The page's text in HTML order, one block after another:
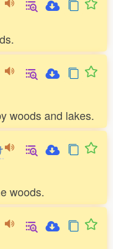
woods and lakes.
woods.